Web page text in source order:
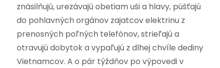
znásilňujú, urezávajú obetiam uši a hlavy, púšťajú
do pohlavných orgánov zajatcov elektrinu z
prenosných poľných telefónov, strieľajú a
otravujú dobytok a vypaľujú z dlhej chvíle dediny
Vietnamcov. A o pár týždňov po výpovedi v